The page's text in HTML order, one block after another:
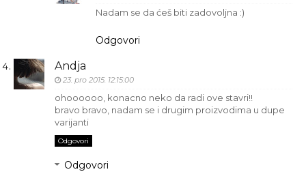
Nadam se da ćeš biti zadovoljna :)
Odgovori
Andja
23. pro 2015. 12:15:00
ohoooooo, konacno neko da radi ove stavri!!
bravo bravo, nadam se i drugim proizvodima u dupe
varijanti
Odgovori
Odgovori